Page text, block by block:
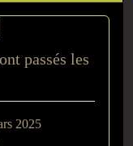
passés les
2025